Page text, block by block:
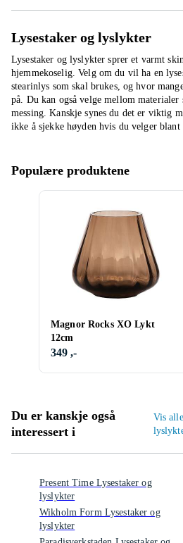
Lysestaker og lyslykter
Lysestaker og lyslykter sprer et varmt
hjemmekoselig. Velg om du vil ha en
stearinlys som skal brukes, og hvor
på. Du kan også velge mellom
messing. Kanskje synes du det er viktig
ikke å sjekke høyden hvis du velger blant
Populære produktene
Magnor Rocks XO Lykt
12cm
349 ,-
Du er kanskje også
interessert i
Vis
Present Time Lysestaker og
lyslykter
Wikholm Form Lysestaker og
lyslykter